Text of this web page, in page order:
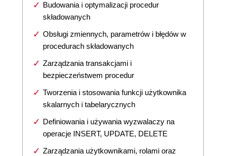
Budowania i optymalizacji procedur
składowanych
Obsługi zmiennych, parametrów i błędów w
procedurach składowanych
Zarządzania transakcjami i
bezpieczeństwem procedur
Tworzenia i stosowania funkcji użytkownika
skalarnych i tabelarycznych
Definiowania i używania wyzwalaczy na
operacje INSERT, UPDATE, DELETE
Zarządzania użytkownikami, rolami oraz